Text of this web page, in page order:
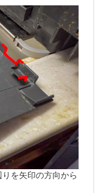
を矢印の方向から